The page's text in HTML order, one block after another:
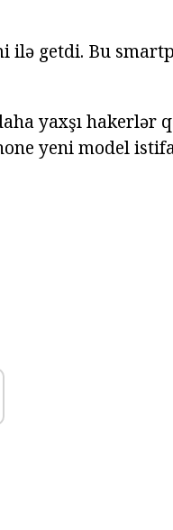
getdi. Bu
yaxşı hakerlər
yeni model